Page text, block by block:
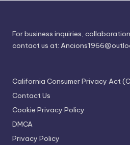
For business inquiries,
contact us at:
California Consumer Privacy Act
Contact Us
Cookie Privacy Policy
DMCA
Privacy Policy